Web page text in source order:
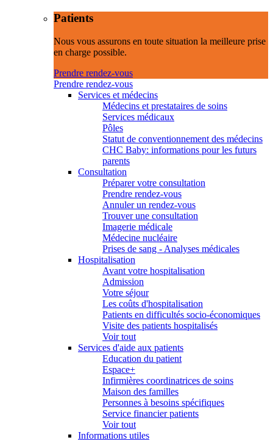
Patients
Nous vous assurons en toute situation la meilleure prise
en charge possible.
Prendre rendez-vous
Prendre rendez-vous
Services et médecins
Médecins et prestataires de soins
Services médicaux
Pôles
Statut de conventionnement des médecins
CHC Baby: informations pour les futurs
parents
Consultation
Préparer votre consultation
Prendre rendez-vous
Annuler un rendez-vous
Trouver une consultation
Imagerie médicale
Médecine nucléaire
Prises de sang - Analyses médicales
Hospitalisation
Avant votre hospitalisation
Admission
Votre séjour
Les coûts d'hospitalisation
Patients en difficultés socio-économiques
Visite des patients hospitalisés
Voir tout
Services d'aide aux patients
Education du patient
Espace+
Infirmières coordinatrices de soins
Maison des familles
Personnes à besoins spécifiques
Service financier patients
Voir tout
Informations utiles